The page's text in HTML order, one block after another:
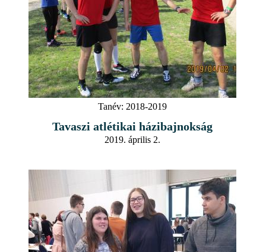
Tanév: 2018-2019
Tavaszi atlétikai házibajnokság
2019. április 2.